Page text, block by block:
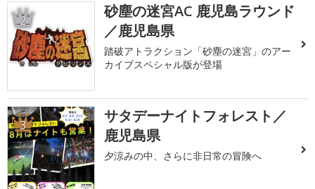
2
砂塵の迷宮AC 鹿児島ラウンド
／鹿児島県
踏破アトラクション「砂塵の迷宮」のアー
カイブスペシャル版が登場
3
サタデーナイトフォレスト／
鹿児島県
夕涼みの中、さらに非日常の冒険へ